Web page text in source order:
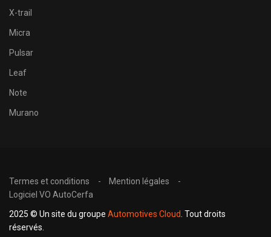
X-trail
Micra
Pulsar
Leaf
Note
Murano
Termes et conditions
Mention légales
Logiciel VO AutoCerfa
2025 © Un site du groupe Automotives Cloud . Tout droits
réservés.